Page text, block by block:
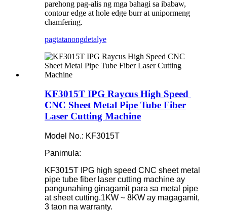
parehong pag-alis ng mga bahagi sa ibabaw,
contour edge at hole edge burr at unipormeng
chamfering.
pagtatanongdetalye
KF3015T IPG Raycus High Speed ​​
CNC Sheet Metal Pipe Tube Fiber
Laser Cutting Machine
Model No.: KF3015T
Panimula:
KF3015T IPG high speed CNC sheet metal
pipe tube fiber laser cutting machine ay
pangunahing ginagamit para sa metal pipe
at sheet cutting.1KW ~ 8KW ay magagamit,
3 taon na warranty.